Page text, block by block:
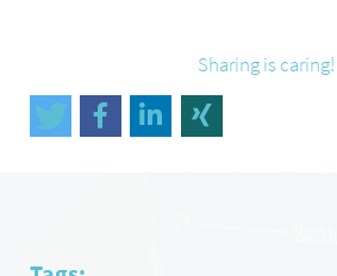
Sharing is caring!